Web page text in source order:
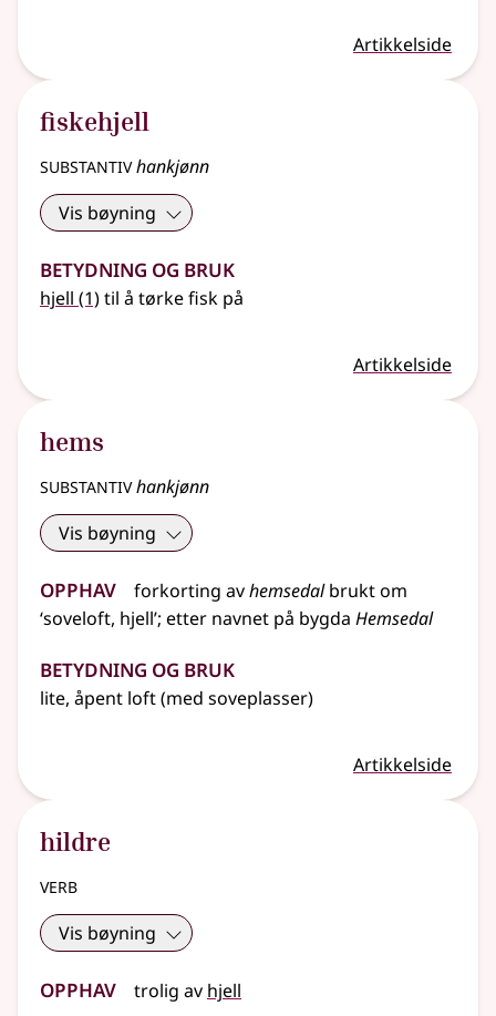
Artikkelside
fiskehjell
substantivhankjønn
Vis bøyning
Betydning og bruk
hjell (1)til å tørke fisk på
Artikkelside
hems
substantivhankjønn
Vis bøyning
Opphav forkorting avhemsedalbrukt om
‘soveloft, hjell’; etter navnet på bygda Hemsedal
Betydning og bruk
lite, åpent loft (med soveplasser)
Artikkelside
hildre
verb
Vis bøyning
Opphav trolig av hjell